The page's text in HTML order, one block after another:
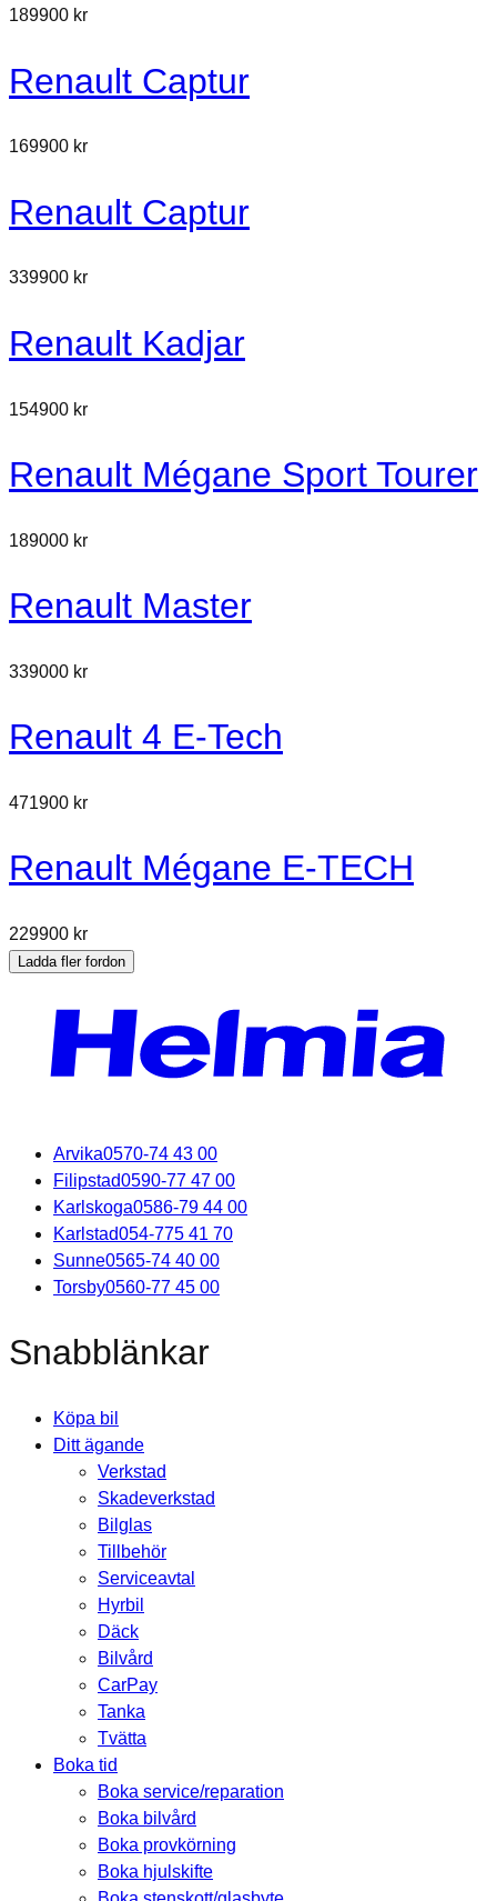
189900 kr
Renault Captur
169900 kr
Renault Captur
339900 kr
Renault Kadjar
154900 kr
Renault Mégane Sport Tourer
189000 kr
Renault Master
339000 kr
Renault 4 E-Tech
471900 kr
Renault Mégane E-TECH
229900 kr
Ladda fler fordon
Arvika0570-74 43 00
Filipstad0590-77 47 00
Karlskoga0586-79 44 00
Karlstad054-775 41 70
Sunne0565-74 40 00
Torsby0560-77 45 00
Snabblänkar
Köpa bil
Ditt ägande
Verkstad
Skadeverkstad
Bilglas
Tillbehör
Serviceavtal
Hyrbil
Däck
Bilvård
CarPay
Tanka
Tvätta
Boka tid
Boka service/reparation
Boka bilvård
Boka provkörning
Boka hjulskifte